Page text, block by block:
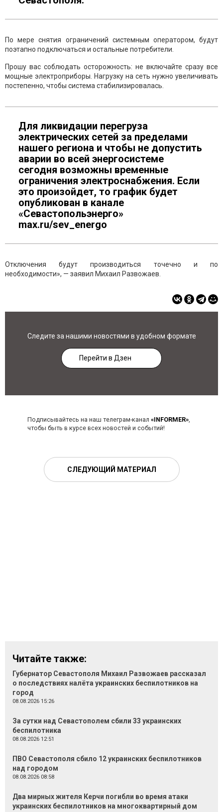
По мере снятия ограничений системным оператором, будут
поэтапно подключаться и остальные потребители.
Прошу вас соблюдать осторожность: не включайте сразу все
мощные электроприборы. Нагрузку на сеть нужно увеличивать
постепенно, чтобы система стабилизировалась.
Для ликвидации перегруза
электрических сетей за пределами
нашего региона и чтобы не допустить
аварии во всей энергосистеме
сегодня возможны временные
ограничения электроснабжения. Если
это произойдет, то график будет
опубликован в канале
«Севастопольэнерго»
max.ru/sev_energo
Отключения будут производиться точечно и по
необходимости», — заявил Михаил Развожаев.
Следите за нашими новостями в удобном формате
Перейти в Дзен
Подписывайтесь на наш телеграм-канал «INFORMER»,
чтобы быть в курсе всех новостей и событий!
СЛЕДУЮЩИЙ МАТЕРИАЛ
Читайте также:
Губернатор Севастополя Михаил Развожаев рассказал
о последствиях налёта украинских беспилотников на
город
08.08.2026 15:26
За сутки над Севастополем сбили 33 украинских
беспилотника
08.08.2026 12:51
ПВО Севастополя сбило 12 украинских беспилотников
над городом
08.08.2026 08:58
Два мирных жителя Керчи погибли во время атаки
украинских беспилотников на многоквартирный дом